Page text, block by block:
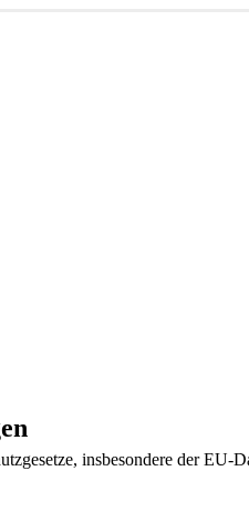
insbesondere der